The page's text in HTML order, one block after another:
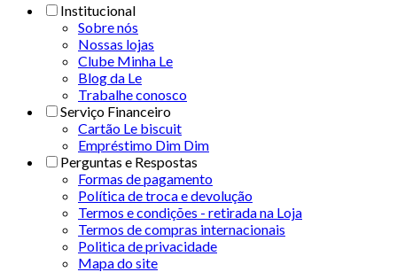
Institucional
Sobre nós
Nossas lojas
Clube Minha Le
Blog da Le
Trabalhe conosco
Serviço Financeiro
Cartão Le biscuit
Empréstimo Dim Dim
Perguntas e Respostas
Formas de pagamento
Política de troca e devolução
Termos e condições - retirada na Loja
Termos de compras internacionais
Politica de privacidade
Mapa do site